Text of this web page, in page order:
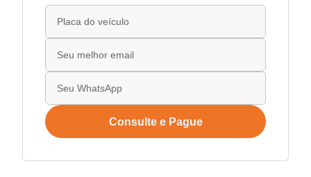
Consulte e Pague